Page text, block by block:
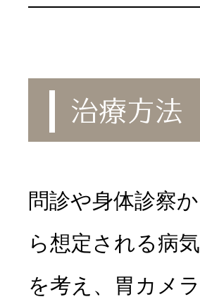
治療方法
問診や身体診察か
ら想定される病気
を考え、胃カメラ